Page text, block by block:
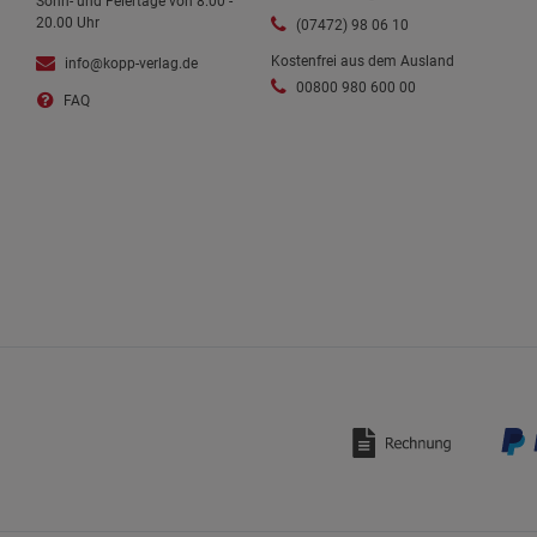
20.00 Uhr
info@kopp-verlag.de
FAQ
(07472) 98 06 10
Kostenfrei aus dem Ausland
00800 980 600 00